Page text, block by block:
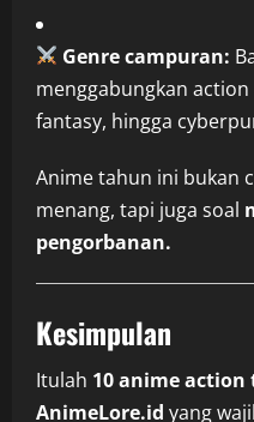
Genre campuran:
menggabungkan
fantasy, hingga
Anime tahun ini bukan
menang, tapi juga soal
pengorbanan.
Kesimpulan
Itulah 10 anime action
AnimeLore.id yang